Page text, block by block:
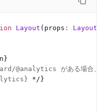
Layout (props :
@analytics がある場合、型
*/ }